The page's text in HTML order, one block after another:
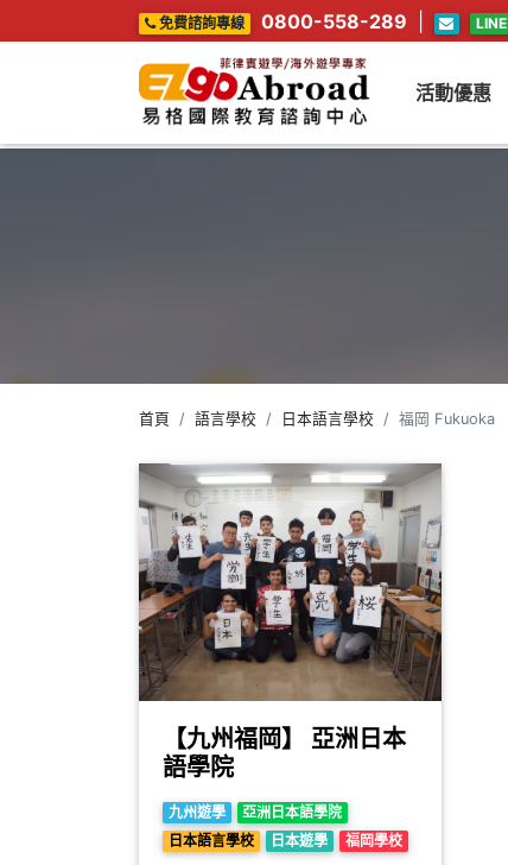
免費諮詢專線 0800-558-289 LINE
活動優惠
首頁 語言學校 日本語言學校 福岡 Fukuoka
【九州福岡】 亞洲日本
語學院
九州遊學
亞洲日本語學院
日本語言學校
日本遊學 福岡學校